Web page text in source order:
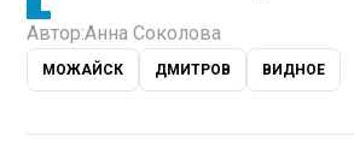
Автор:Анна Соколова
МОЖАЙСК ДМИТРОВ ВИДНОЕ